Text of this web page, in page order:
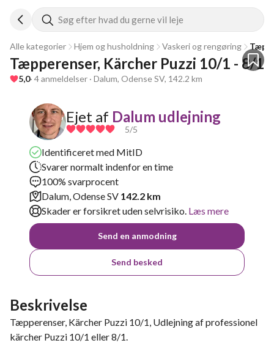
Søg efter hvad du gerne vil leje
Alle kategorier Hjem og husholdning Vaskeri og rengøring
Tæpperenser, Kärcher Puzzi 10/1 - 8/1
5,0· 4 anmeldelser · Dalum, Odense SV, 142.2 km
Ejet af Dalum udlejning
5/5
Identificeret med MitID
Svarer normalt indenfor en time
100% svarprocent
Dalum, Odense SV 142.2 km
Skader er forsikret uden selvrisiko. Læs mere
Send en anmodning
Send besked
Beskrivelse
Tæpperenser, Kärcher Puzzi 10/1, Udlejning af professionel
kärcher Puzzi 10/1 eller 8/1.